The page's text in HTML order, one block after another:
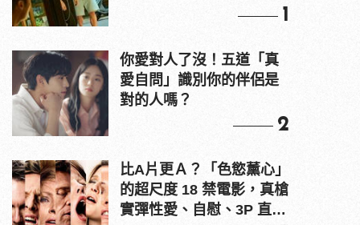
1
你愛對人了沒！五道「真
愛自問」識別你的伴侶是
對的人嗎？
2
比A片更Ａ？「色慾薰心」
的超尺度 18 禁電影，真槍
實彈性愛、自慰、3P 直接